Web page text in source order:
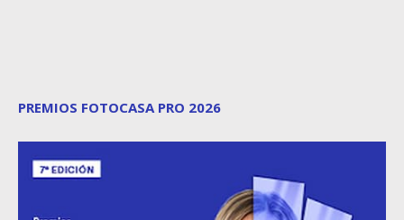
PREMIOS FOTOCASA PRO 2026